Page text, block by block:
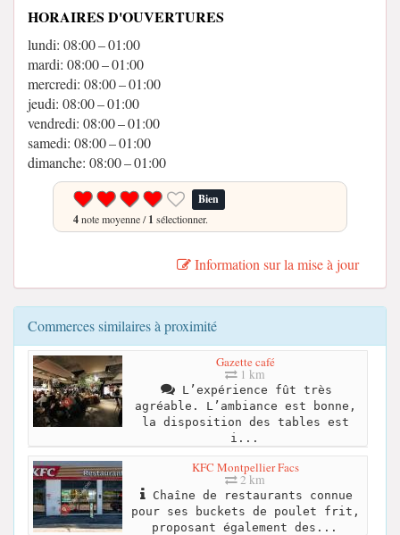
HORAIRES D'OUVERTURES
lundi: 08:00 – 01:00
mardi: 08:00 – 01:00
mercredi: 08:00 – 01:00
jeudi: 08:00 – 01:00
vendredi: 08:00 – 01:00
samedi: 08:00 – 01:00
dimanche: 08:00 – 01:00
Bien
4note moyenne /1 sélectionner.
Information sur la mise à jour
Commerces similaires à proximité
Gazette café
1 km
L’expérience fût très
agréable. L’ambiance est bonne,
la disposition des tables est
i...
KFC Montpellier Facs
2 km
Chaîne de restaurants connue
pour ses buckets de poulet frit,
proposant également des...